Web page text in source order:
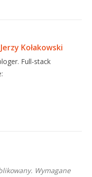
Jerzy Kołakowski
Full-stack
Wymagane